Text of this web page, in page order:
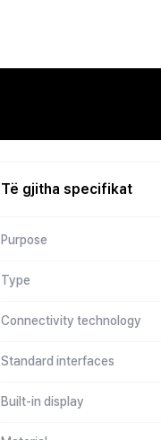
Të gjitha specifikat
Purpose
Type
Connectivity technology
Standard interfaces
Built-in display